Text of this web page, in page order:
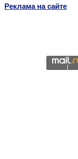
Реклама на сайте